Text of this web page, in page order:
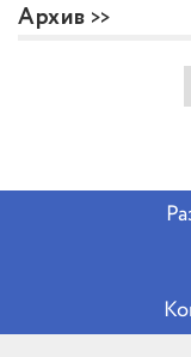
Архив